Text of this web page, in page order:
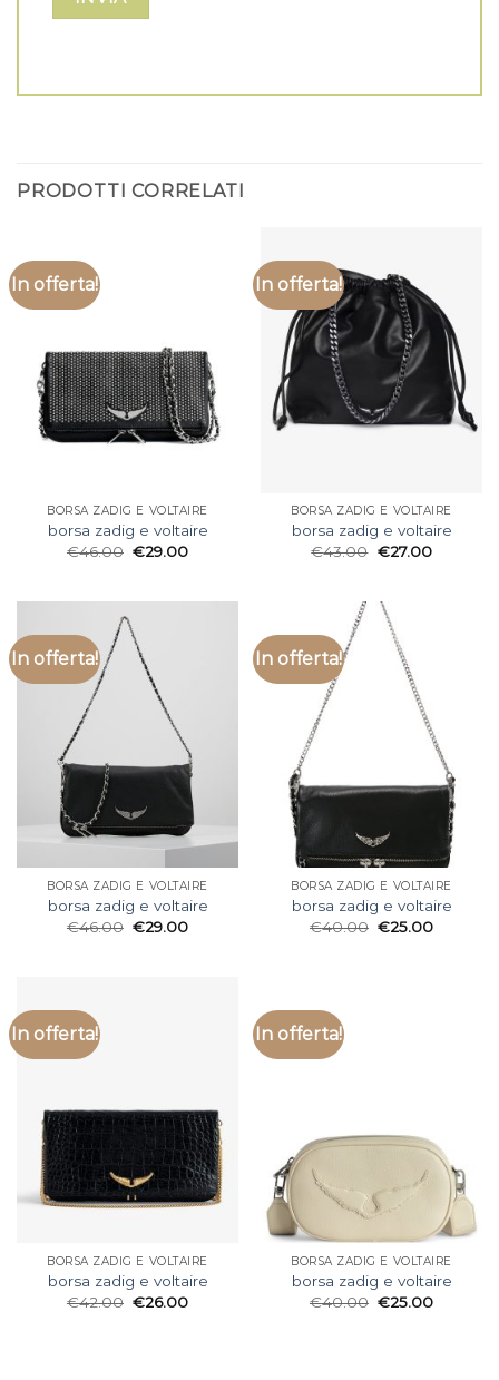
PRODOTTI CORRELATI
In offerta!
BORSA ZADIG E VOLTAIRE
borsa zadig e voltaire
€46.00 €29.00
In offerta!
BORSA ZADIG E VOLTAIRE
borsa zadig e voltaire
€43.00 €27.00
In offerta!
BORSA ZADIG E VOLTAIRE
borsa zadig e voltaire
€46.00 €29.00
In offerta!
BORSA ZADIG E VOLTAIRE
borsa zadig e voltaire
€40.00 €25.00
In offerta!
BORSA ZADIG E VOLTAIRE
borsa zadig e voltaire
€42.00 €26.00
In offerta!
BORSA ZADIG E VOLTAIRE
borsa zadig e voltaire
€40.00 €25.00